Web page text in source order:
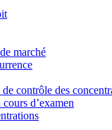
marché
contrôle des
d’examen